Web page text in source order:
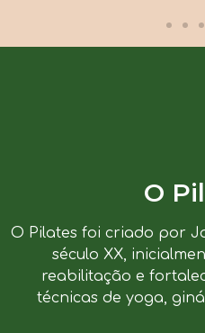
O
O Pilates foi criado por
século XX,
reabilitação e
técnicas de yoga,